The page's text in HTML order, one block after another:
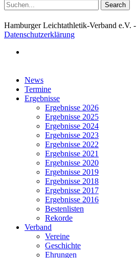
Search
Hamburger Leichtathletik-Verband e.V. -
Datenschutzerklärung
Close
Menu
News
Termine
Ergebnisse
Ergebnisse 2026
Ergebnisse 2025
Ergebnisse 2024
Ergebnisse 2023
Ergebnisse 2022
Ergebnisse 2021
Ergebnisse 2020
Ergebnisse 2019
Ergebnisse 2018
Ergebnisse 2017
Ergebnisse 2016
Bestenlisten
Rekorde
Verband
Vereine
Geschichte
Ehrungen